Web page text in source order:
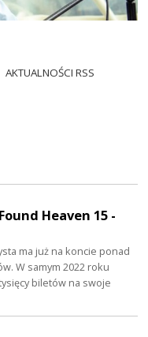
AKTUALNOŚCI RSS
Heaven 15 -
ma już na koncie ponad
W samym 2022 roku
biletów na swoje